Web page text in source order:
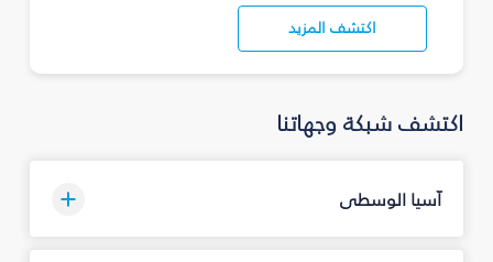
اكتشف المزيد
اكتشف شبكة وجهاتنا
آسيا الوسطى